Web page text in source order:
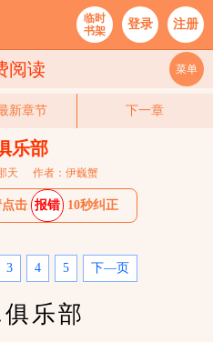
临时
书架
登录 注册
阅读 菜单
新章节 下一章
乐部
天 作者：伊巍蟹
击 报错 10秒纠正
3 4 5 下—页
乐部